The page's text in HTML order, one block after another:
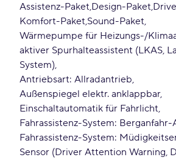
Assistenz-Paket Design-Paket
Komfort-Paket Sound-Paket
Wärmepumpe für Heizungs-/
aktiver Spurhalteassistent (LKAS,
System)
Antriebsart: Allradantrieb
Außenspiegel elektr. anklappbar
Einschaltautomatik für Fahrlicht
Fahrassistenz-System: Berganfahr-
Fahrassistenz-System:
Sensor (Driver Attention Warning,